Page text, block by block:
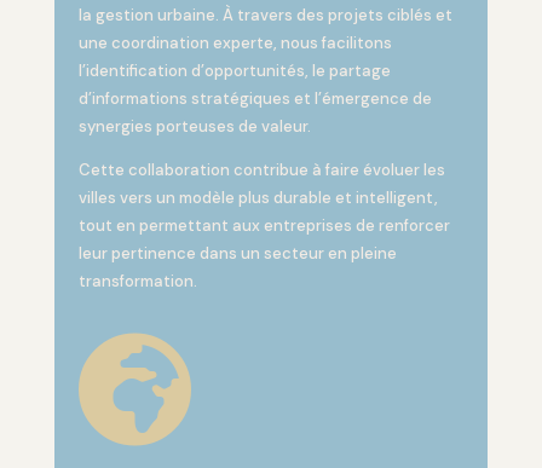
la gestion urbaine. À travers des projets ciblés et
une coordination experte, nous facilitons
l’identification d’opportunités, le partage
d’informations stratégiques et l’émergence de
synergies porteuses de valeur.
Cette collaboration contribue à faire évoluer les
villes vers un modèle plus durable et intelligent,
tout en permettant aux entreprises de renforcer
leur pertinence dans un secteur en pleine
transformation.
